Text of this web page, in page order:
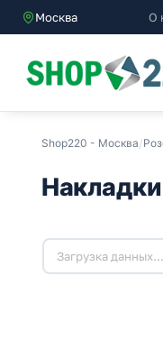
Москва О
Shop220 - Москва/